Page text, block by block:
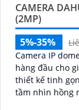
CAMERA
(2MP)
5%-35%
Camera IP
hàng đầu cho
thiết kế tinh gọn và công
tầm nhìn hồng